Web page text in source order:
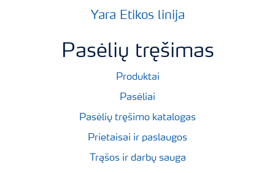
Yara Etikos linija
Pasėlių tręšimas
Produktai
Pasėliai
Pasėlių tręšimo katalogas
Prietaisai ir paslaugos
Trąšos ir darbų sauga